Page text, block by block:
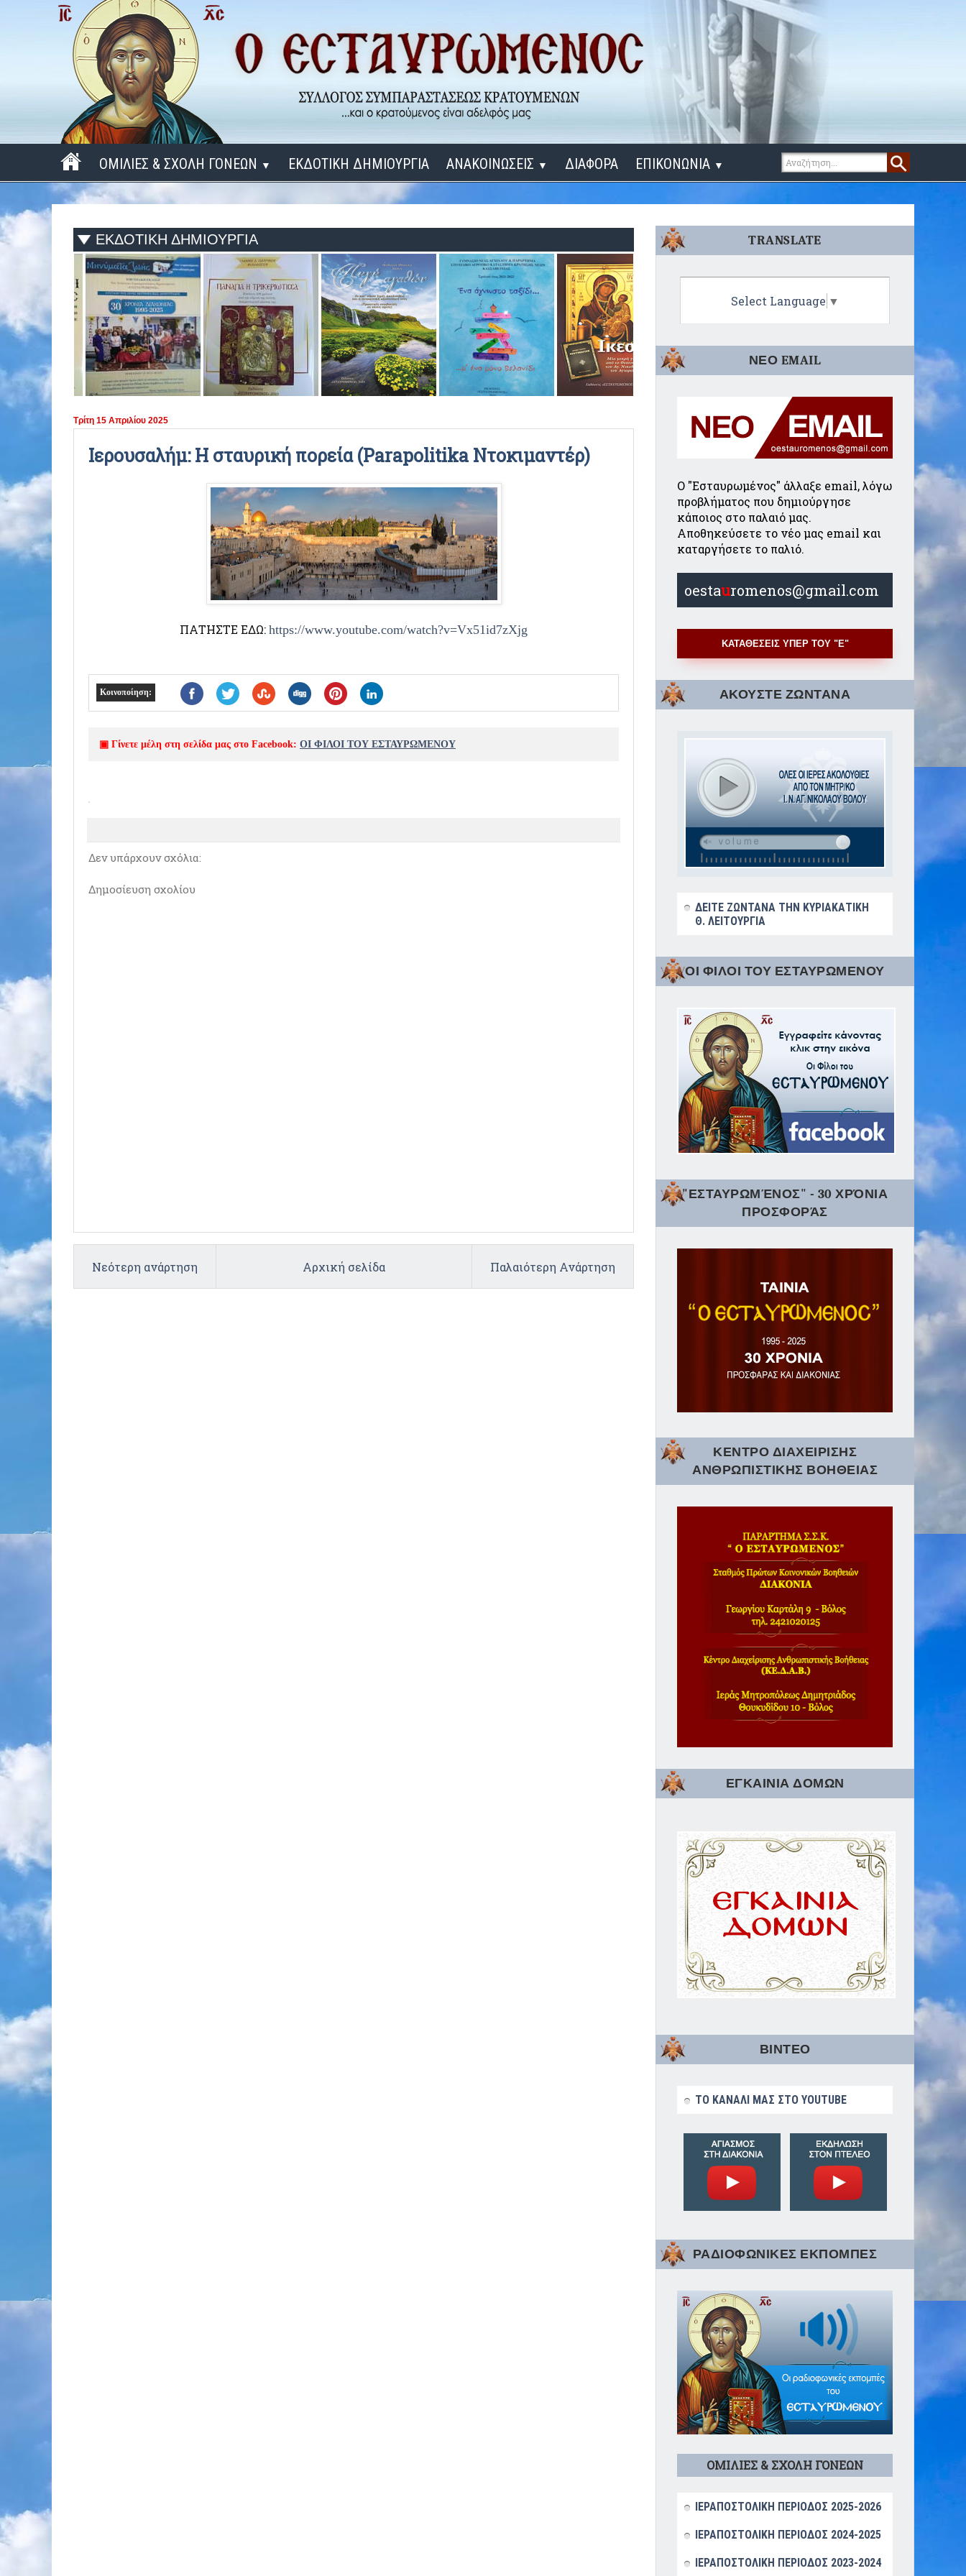
ΟΜΙΛΙΕΣ & ΣΧΟΛΗ ΓΟΝΕΩΝ ▼
ΠΕΡΙΟΔΟΣ 2025 - 2026
ΠΕΡΙΟΔΟΣ 2024 - 2025
ΠΕΡΙΟΔΟΣ 2023 - 2024
ΠΕΡΙΟΔΟΣ 2022 - 2023
ΠΕΡΙΟΔΟΣ 2021 - 2022
ΠΕΡΙΟΔΟΣ 2020 - 2021
ΕΚΔΟΤΙΚΗ ΔΗΜΙΟΥΡΓΙΑ ΑΝΑΚΟΙΝΩΣΕΙΣ ▼
ΔΙΔΑΞΟΝ ΜΕ, ΚΥΡΙΕ
ΓΙΑ ΤΟΥΣ ΜΙΚΡΟΥΣ ΜΑΣ ΦΙΛΟΥΣ
ΡΑΔΙΟΦΩΝΙΚΕΣ ΕΚΠΟΜΠΕΣ
ΒΙΝΤΕΟ
ΔΙΑΦΟΡΑ ΕΠΙΚΟΝΩΝΙΑ ▼
ΕΚΔΟΤΙΚΗ ΔΗΜΙΟΥΡΓΙΑ
Τρίτη 15 Απριλίου 2025
Ιερουσαλήμ: Η σταυρική πορεία (Parapolitika Ντοκιμαντέρ)
ΠΑΤΗΣΤΕ ΕΔΩ: https://www.youtube.com/watch?v=Vx51id7zXjg
Κοινοποίηση:
▣ Γίνετε μέλη στη σελίδα μας στο Facebook: ΟΙ ΦΙΛΟΙ ΤΟΥ ΕΣΤΑΥΡΩΜΕΝΟΥ
Δεν υπάρχουν σχόλια:
Δημοσίευση σχολίου
Νεότερη ανάρτηση Παλαιότερη Ανάρτηση
Αρχική σελίδα
TRANSLATE
Select Language ▼
ΝΕΟ EMAIL
Ο "Εσταυρωμένος" άλλαξε email, λόγω
προβλήματος που δημιούργησε
κάποιος στο παλαιό μας.
Αποθηκεύσετε το νέο μας email και
καταργήσετε το παλιό.
oestauromenos@gmail.com
ΚΑΤΑΘΕΣΕΙΣ ΥΠΕΡ ΤΟΥ "Ε"
ΑΚΟΥΣΤΕ ΖΩΝΤΑΝΑ
ΔΕΙΤΕ ΖΩΝΤΑΝΑ ΤΗΝ ΚΥΡΙΑΚΑΤΙΚΗ
Θ. ΛΕΙΤΟΥΡΓΙΑ
ΟΙ ΦΙΛΟΙ ΤΟΥ ΕΣΤΑΥΡΩΜΕΝΟΥ
"ΕΣΤΑΥΡΩΜΈΝΟΣ" - 30 ΧΡΌΝΙΑ
ΠΡΟΣΦΟΡΆΣ
ΚΕΝΤΡΟ ΔΙΑΧΕΙΡΙΣΗΣ
ΑΝΘΡΩΠΙΣΤΙΚΗΣ ΒΟΗΘΕΙΑΣ
ΕΓΚΑΙΝΙΑ ΔΟΜΩΝ
ΒΙΝΤΕΟ
ΤΟ ΚΑΝΑΛΙ ΜΑΣ ΣΤΟ YOUTUBE
ΡΑΔΙΟΦΩΝΙΚΕΣ ΕΚΠΟΜΠΕΣ
ΟΜΙΛΙΕΣ & ΣΧΟΛΗ ΓΟΝΕΩΝ
ΙΕΡΑΠΟΣΤΟΛΙΚΗ ΠΕΡΙΟΔΟΣ 2025-2026
ΙΕΡΑΠΟΣΤΟΛΙΚΗ ΠΕΡΙΟΔΟΣ 2024-2025
ΙΕΡΑΠΟΣΤΟΛΙΚΗ ΠΕΡΙΟΔΟΣ 2023-2024